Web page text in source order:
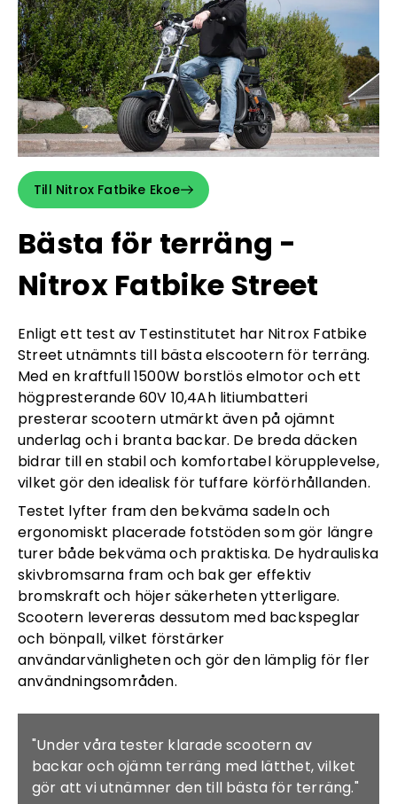
Till Nitrox Fatbike Ekoe
Bästa för terräng -
Nitrox Fatbike Street
Enligt ett test av Testinstitutet har Nitrox Fatbike
Street utnämnts till bästa elscootern för terräng.
Med en kraftfull 1500W borstlös elmotor och ett
högpresterande 60V 10,4Ah litiumbatteri
presterar scootern utmärkt även på ojämnt
underlag och i branta backar. De breda däcken
bidrar till en stabil och komfortabel körupplevelse,
vilket gör den idealisk för tuffare körförhållanden.
Testet lyfter fram den bekväma sadeln och
ergonomiskt placerade fotstöden som gör längre
turer både bekväma och praktiska. De hydrauliska
skivbromsarna fram och bak ger effektiv
bromskraft och höjer säkerheten ytterligare.
Scootern levereras dessutom med backspeglar
och bönpall, vilket förstärker
användarvänligheten och gör den lämplig för fler
användningsområden.
"Under våra tester klarade scootern av
backar och ojämn terräng med lätthet, vilket
gör att vi utnämner den till bästa för terräng."